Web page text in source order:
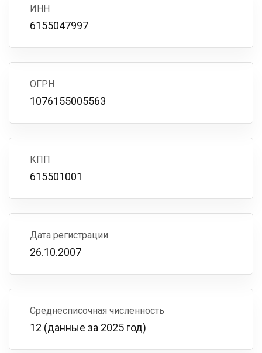
ИНН
6155047997
ОГРН
1076155005563
КПП
615501001
Дата регистрации
26.10.2007
Среднесписочная численность
12 (данные за 2025 год)